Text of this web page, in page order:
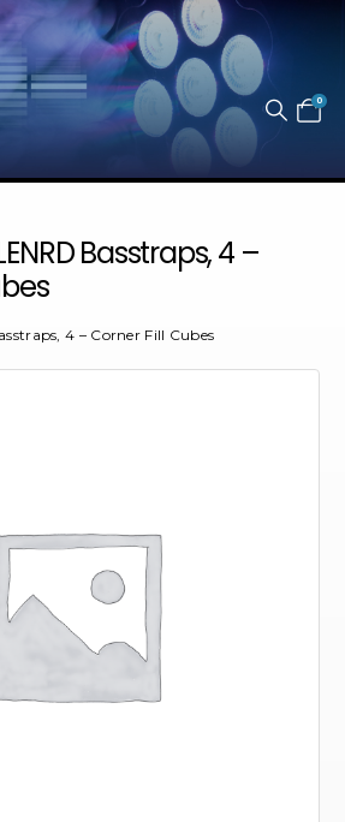
0
Basstraps, 4 –
4 – Corner Fill Cubes